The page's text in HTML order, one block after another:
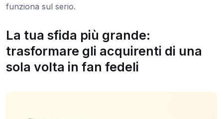
funziona sul serio.
La tua sfida più grande:
trasformare gli acquirenti di una
sola volta in fan fedeli